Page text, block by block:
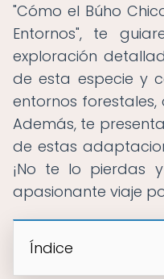
"Cómo el Búho
Entornos", te
exploración
de esta especie y
entornos forestales,
Además, te
de estas
¡No te lo pierdas
apasionante viaje
Índice